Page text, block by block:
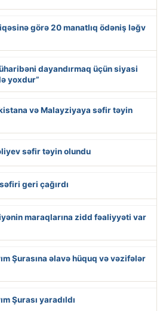
görə 20 manatlıq ödəniş ləğv
dayandırmaq üçün siyasi
yoxdur”
və Malayziyaya səfir təyin
səfir təyin olundu
geri çağırdı
maraqlarına zidd fəaliyyəti var
Şurasına əlavə hüquq və vəzifələr
Şurası yaradıldı